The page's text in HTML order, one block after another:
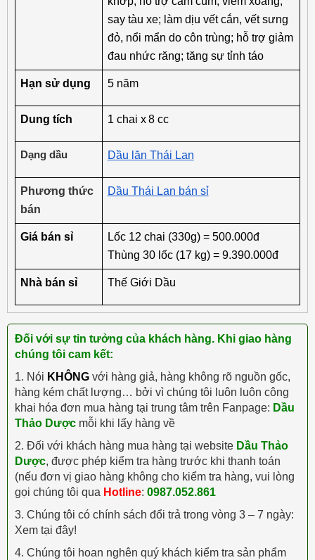
say tàu xe; làm dịu vết cắn, vết sưng
đỏ, nổi mẩn do côn trùng; hỗ trợ giảm
đau nhức răng; tăng sự tỉnh táo
Hạn sử dụng 5 năm
Dung tích 1 chai x 8 cc
Dạng dầu Dầu lăn Thái Lan
Phương thức
bán
Dầu Thái Lan bán sỉ
Giá bán sỉ
Lốc 12 chai (330g) = 500.000đ
Thùng 30 lốc (17 kg) = 9.390.000đ
Nhà bán sỉ Thế Giới Dầu
Đối với sự tin tưởng của khách hàng. Khi giao hàng
chúng tôi cam kết:
1. Nói KHÔNG với hàng giả, hàng không rõ nguồn gốc,
hàng kém chất lượng… bởi vì chúng tôi luôn luôn công
khai hóa đơn mua hàng tại trung tâm trên Fanpage: Dầu
Thảo Dược mỗi khi lấy hàng về
2. Đối với khách hàng mua hàng tại website Dầu Thảo
Dược, được phép kiểm tra hàng trước khi thanh toán
(nếu đơn vị giao hàng không cho kiểm tra hàng, vui lòng
gọi chúng tôi qua Hotline: 0987.052.861
3. Chúng tôi có chính sách đổi trả trong vòng 3 – 7 ngày:
Xem tại đây!
4. Chúng tôi hoan nghên quý khách kiểm tra sản phẩm